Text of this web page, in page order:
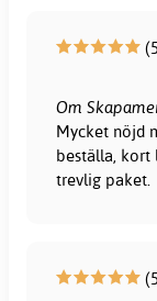
Om
Mycket nöjd
beställa, kort
trevlig paket.